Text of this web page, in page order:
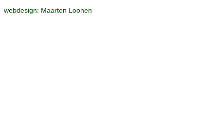
webdesign: Maarten Loonen